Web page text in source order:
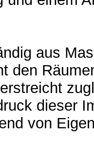
aus
den
dieser
von